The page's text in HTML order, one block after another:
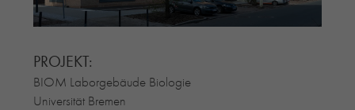
PRIVATKUNDEN
ÜBER UNS
BLOG
PROJEKT:
BIOM Laborgebäude Biologie
Universität Bremen